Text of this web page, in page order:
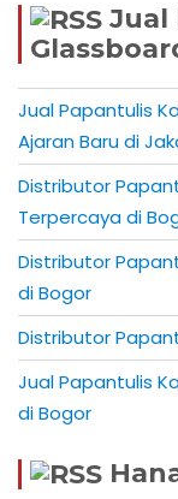
Jual
Jual Papantulis
Ajaran Baru di
Distributor
Terpercaya di
Distributor
di Bogor
Distributor
Jual Papantulis
di Bogor